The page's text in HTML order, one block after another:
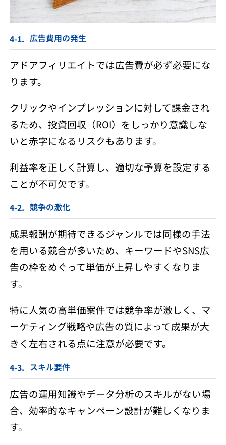
広告費用の発生
アドアフィリエイトでは広告費が必ず必要にな
ります。
クリックやインプレッションに対して課金され
るため、投資回収（ROI）をしっかり意識しな
いと赤字になるリスクもあります。
利益率を正しく計算し、適切な予算を設定する
ことが不可欠です。
競争の激化
成果報酬が期待できるジャンルでは同様の手法
を用いる競合が多いため、キーワードやSNS広
告の枠をめぐって単価が上昇しやすくなりま
す。
特に人気の高単価案件では競争率が激しく、マ
ーケティング戦略や広告の質によって成果が大
きく左右される点に注意が必要です。
スキル要件
広告の運用知識やデータ分析のスキルがない場
合、効率的なキャンペーン設計が難しくなりま
す。